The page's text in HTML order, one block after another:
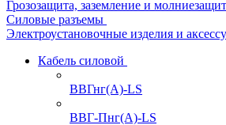
Грозозащита, заземление и
Силовые разъемы
Электроустановочные изделия и
Кабель силовой
ВВГнг(А)-LS
ВВГ-Пнг(А)-LS